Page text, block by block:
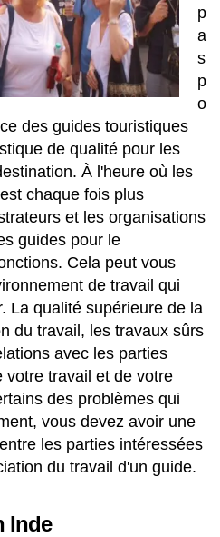
p
a
s
p
o
des guides touristiques
de qualité pour les
À l'heure où les
chaque fois plus
et les organisations
guides pour le
Cela peut vous
de travail qui
La qualité supérieure de la
du travail, les travaux sûrs
avec les parties
votre travail et de votre
des problèmes qui
vous devez avoir une
les parties intéressées
du travail d'un guide.
Inde